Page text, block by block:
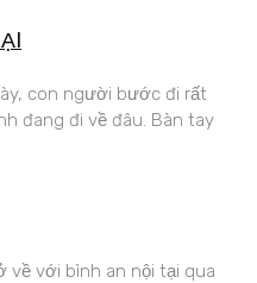
con người bước đi rất
đang đi về đâu. Bàn tay
về với bình an nội tại qua